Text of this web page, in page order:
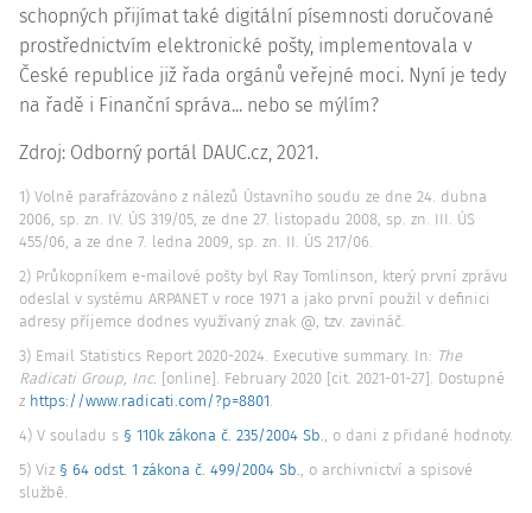
schopných přijímat také digitální písemnosti doručované
prostřednictvím elektronické pošty, implementovala v
České republice již řada orgánů veřejné moci. Nyní je tedy
na řadě i Finanční správa... nebo se mýlím?
Zdroj: Odborný portál DAUC.cz, 2021.
1) Volně parafrázováno z nálezů Ústavního soudu ze dne 24. dubna
2006, sp. zn. IV. ÚS 319/05, ze dne 27. listopadu 2008, sp. zn. III. ÚS
455/06, a ze dne 7. ledna 2009, sp. zn. II. ÚS 217/06.
2) Průkopníkem e-mailové pošty byl Ray Tomlinson, který první zprávu
odeslal v systému ARPANET v roce 1971 a jako první použil v definici
adresy příjemce dodnes využívaný znak @, tzv. zavináč.
3) Email Statistics Report 2020-2024. Executive summary. In: The
Radicati Group, Inc. [online]. February 2020 [cit. 2021-01-27]. Dostupné
z https://www.radicati.com/?p=8801.
4) V souladu s § 110k zákona č. 235/2004 Sb., o dani z přidané hodnoty.
5) Viz § 64 odst. 1 zákona č. 499/2004 Sb., o archivnictví a spisové
službě.